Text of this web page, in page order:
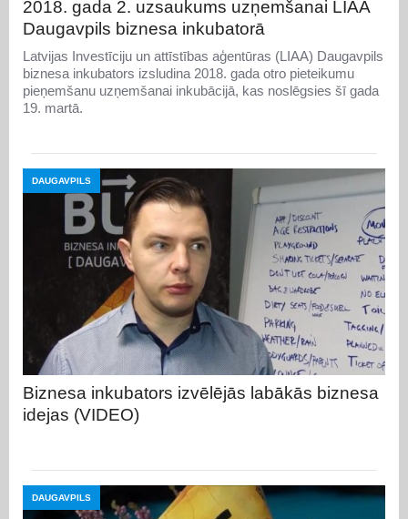
2018. gada 2. uzsaukums uzņemšanai LIAA
Daugavpils biznesa inkubatorā
Latvijas Investīciju un attīstības aģentūras (LIAA) Daugavpils
biznesa inkubators izsludina 2018. gada otro pieteikumu
pieņemšanu uzņemšanai inkubācijā, kas noslēgsies šī gada
19. martā.
DAUGAVPILS
Biznesa inkubators izvēlējās labākās biznesa
idejas (VIDEO)
DAUGAVPILS